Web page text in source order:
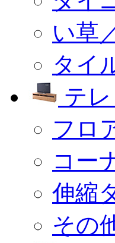
い草
タイ
テ
フロ
コー
伸縮
その